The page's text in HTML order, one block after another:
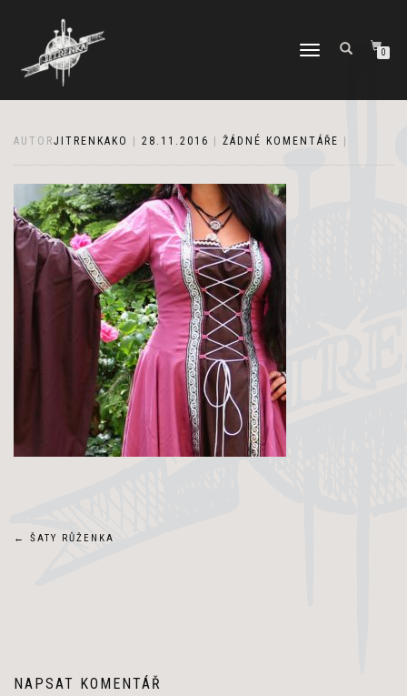
PŘEPNOUT
0
AUTORJITRENKAKO 28.11.2016 ŽÁDNÉ KOMENTÁŘE
Navigace
← ŠATY RŮŽENKA
NAPSAT KOMENTÁŘ